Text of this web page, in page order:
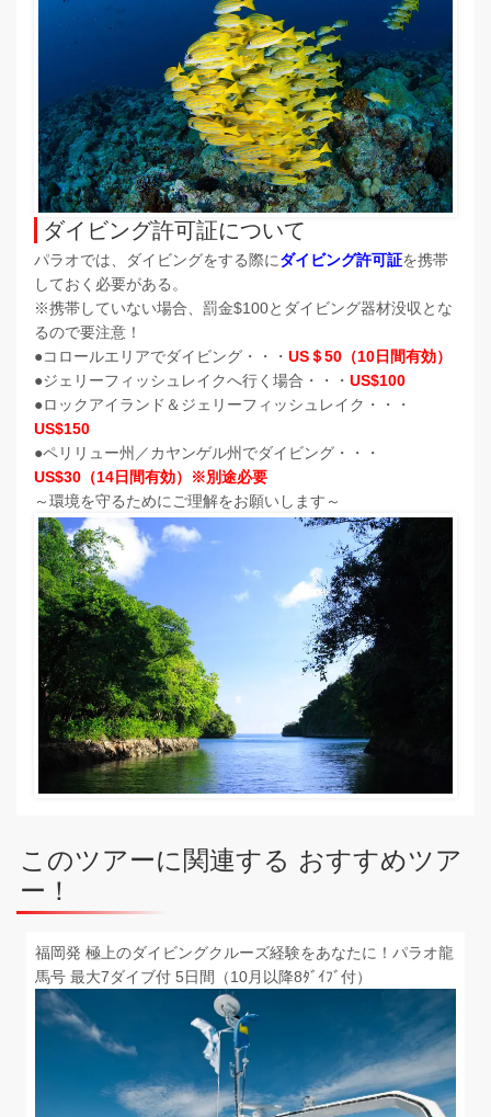
ダイビング許可証について
パラオでは、ダイビングをする際にダイビング許可証を携帯
しておく必要がある。
※携帯していない場合、罰金$100とダイビング器材没収とな
るので要注意！
●コロールエリアでダイビング・・・ US＄50（10日間有効）
●ジェリーフィッシュレイクへ行く場合・・・ US$100
●ロックアイランド＆ジェリーフィッシュレイク・・・
US$150
●ペリリュー州／カヤンゲル州でダイビング・・・
US$30（14日間有効）※別途必要
～環境を守るためにご理解をお願いします～
このツアーに関連する おすすめツア
ー！
福岡発 極上のダイビングクルーズ経験をあなたに！パラオ龍
馬号 最大7ダイブ付 5日間（10月以降8ﾀﾞｲﾌﾞ付）